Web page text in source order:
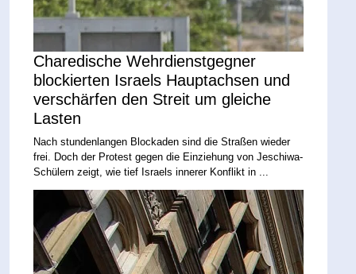
Charedische Wehrdienstgegner
blockierten Israels Hauptachsen und
verschärfen den Streit um gleiche
Lasten
Nach stundenlangen Blockaden sind die Straßen wieder
frei. Doch der Protest gegen die Einziehung von Jeschiwa-
Schülern zeigt, wie tief Israels innerer Konflikt in ...